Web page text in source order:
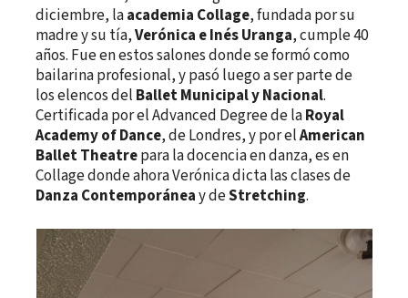
diciembre, laacademia Collage, fundada por su
madre y su tía,Verónica e Inés Uranga, cumple 40
años. Fue en estos salones donde se formó como
bailarina profesional, y pasó luego a ser parte de
los elencos del Ballet Municipal y Nacional.
Certificada por el Advanced Degree de laRoyal
Academy of Dance, de Londres, y por elAmerican
Ballet Theatrepara la docencia en danza, es en
Collage donde ahora Verónica dicta las clases de
Danza Contemporáneay deStretching.